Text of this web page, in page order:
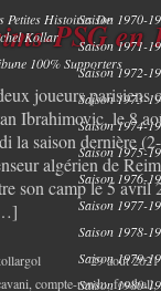
Petites Histoires De
Kollar
100% Supporters
Saison 1970-
Saison 1971-
Saison 1972-
Saison 1973-
Saison 1974-
Saison 1975-
Saison 1976-
Saison 1977-
Saison 1978-
Saison 1979-
Saison 1980-
PSG en
joueurs parisiens
Ibrahimovic, le 8
la saison dernière
algérien de
son camp le 5 avril
29 août 2021
compte-rendu,football,